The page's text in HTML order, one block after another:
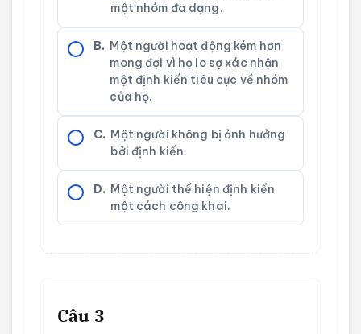
một nhóm đa dạng.
B. Một người hoạt động kém hơn
mong đợi vì họ lo sợ xác nhận
một định kiến tiêu cực về nhóm
của họ.
C. Một người không bị ảnh hưởng
bởi định kiến.
D. Một người thể hiện định kiến
một cách công khai.
Câu 3